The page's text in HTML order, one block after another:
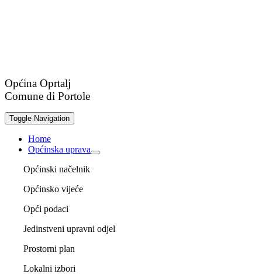
Općina Oprtalj
Comune di Portole
Toggle Navigation
Home
Općinska uprava
Općinski načelnik
Općinsko vijeće
Opći podaci
Jedinstveni upravni odjel
Prostorni plan
Lokalni izbori